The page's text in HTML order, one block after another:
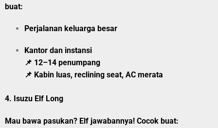
buat:
Perjalanan keluarga besar
Kantor dan instansi
📌 12–14 penumpang
📌 Kabin luas, reclining seat, AC merata
4. Isuzu Elf Long
Mau bawa pasukan? Elf jawabannya! Cocok buat: